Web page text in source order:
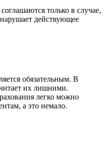
только в случае,
действующее
обязательным. В
их лишними.
легко можно
а это немало.